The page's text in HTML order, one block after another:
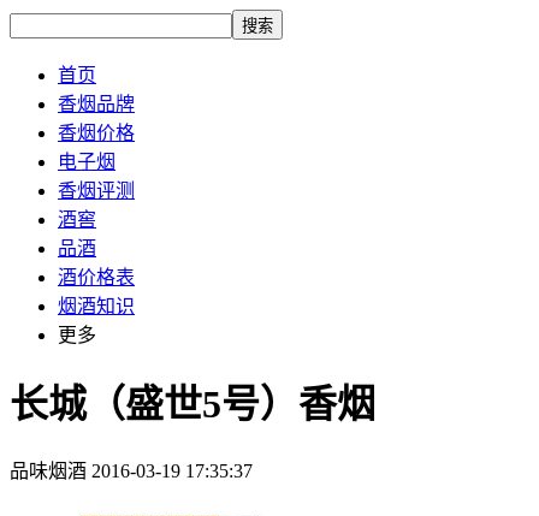
搜索
首页
香烟品牌
香烟价格
电子烟
香烟评测
酒窖
品酒
酒价格表
烟酒知识
更多
长城（盛世5号）香烟
品味烟酒 2016-03-19 17:35:37